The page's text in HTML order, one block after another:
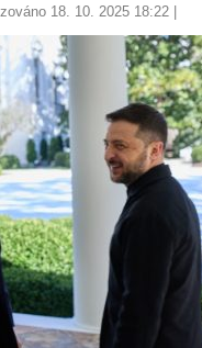
18. 10. 2025 18:22 |